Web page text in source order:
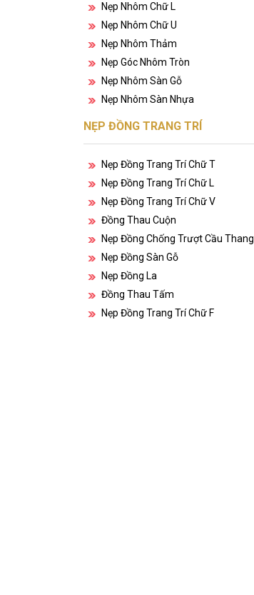
Nẹp Nhôm Chữ L
Nẹp Nhôm Chữ U
Nẹp Nhôm Thảm
Nẹp Góc Nhôm Tròn
Nẹp Nhôm Sàn Gỗ
Nẹp Nhôm Sàn Nhựa
NẸP ĐỒNG TRANG TRÍ
Nẹp Đồng Trang Trí Chữ T
Nẹp Đồng Trang Trí Chữ L
Nẹp Đồng Trang Trí Chữ V
Đồng Thau Cuộn
Nẹp Đồng Chống Trượt Cầu Thang
Nẹp Đồng Sàn Gỗ
Nẹp Đồng La
Đồng Thau Tấm
Nẹp Đồng Trang Trí Chữ F